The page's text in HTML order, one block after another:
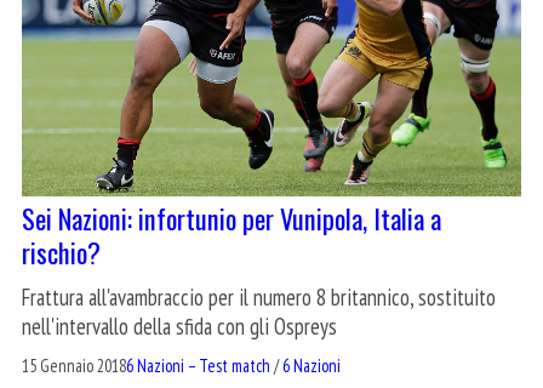
Sei Nazioni: infortunio per Vunipola, Italia a
rischio?
Frattura all'avambraccio per il numero 8 britannico, sostituito
nell'intervallo della sfida con gli Ospreys
15 Gennaio 20186 Nazioni – Test match /6 Nazioni